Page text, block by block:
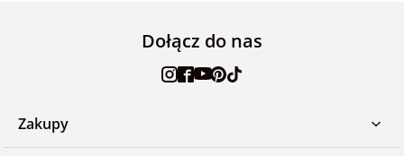
Dołącz do nas
Zakupy